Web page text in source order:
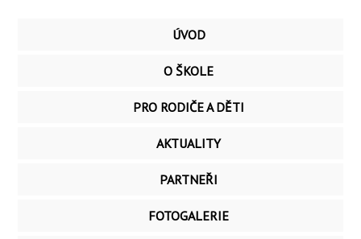
ÚVOD
O ŠKOLE
PRO RODIČE A DĚTI
AKTUALITY
PARTNEŘI
FOTOGALERIE